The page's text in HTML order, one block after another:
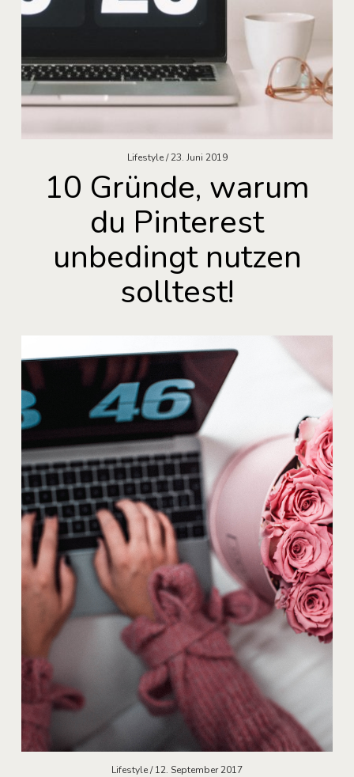
Lifestyle 23. Juni 2019
10 Gründe, warum
du Pinterest
unbedingt nutzen
solltest!
Lifestyle 12. September 2017